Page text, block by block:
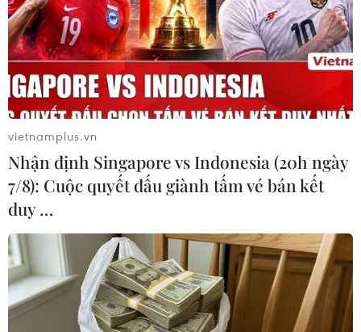
Công Phượng (số 14) lại một lần nữa là người mở tỷ số cho Việt
Nam. (Ảnh: Trọng Đạt/TTXVN)
vietnamplus.vn
Nhận định Singapore vs Indonesia (20h ngày
7/8): Cuộc quyết đấu giành tấm vé bán kết
duy …